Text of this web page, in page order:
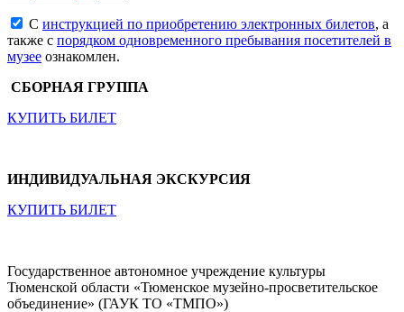
С инструкцией по приобретению электронных билетов, а
также с порядком одновременного пребывания посетителей в
музее ознакомлен.
СБОРНАЯ ГРУППА
КУПИТЬ БИЛЕТ
ИНДИВИДУАЛЬНАЯ ЭКСКУРСИЯ
КУПИТЬ БИЛЕТ
Государственное автономное учреждение культуры
Тюменской области «Тюменское музейно-просветительское
объединение» (ГАУК ТО «ТМПО»)